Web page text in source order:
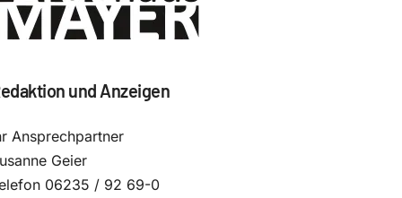
und Anzeigen
Ansprechpartner
Geier
06235 / 92 69-0